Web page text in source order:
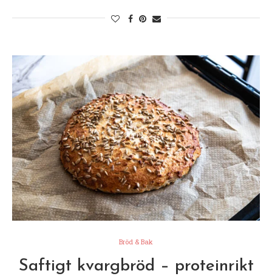
Bröd & Bak
Saftigt kvargbröd – proteinrikt